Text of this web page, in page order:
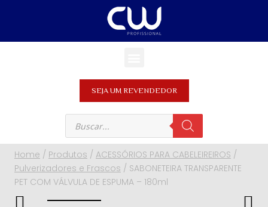
SEJA UM REVENDEDOR
Home / Produtos / ACESSÓRIOS PARA CABELEIREIROS /
Pulverizadores e Frascos / SABONETEIRA TRANSPARENTE
PET COM VÁLVULA DE ESPUMA – 180ml